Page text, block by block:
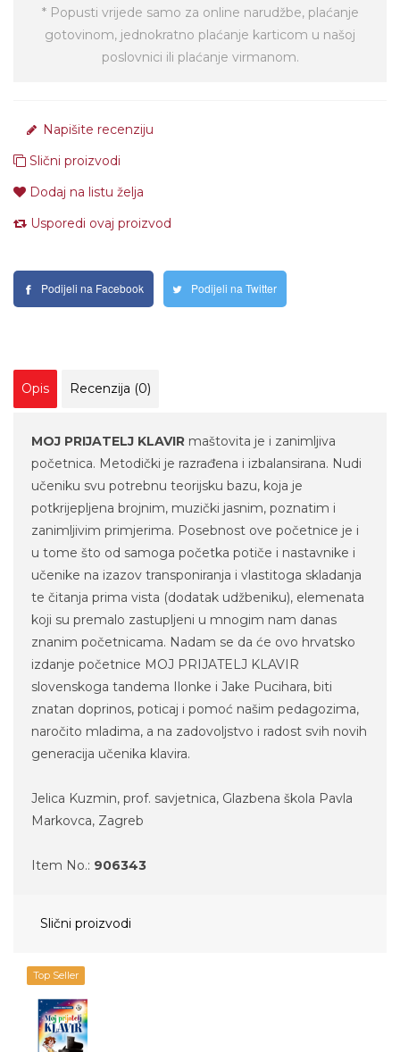
* Popusti vrijede samo za online narudžbe, plaćanje
gotovinom, jednokratno plaćanje karticom u našoj
poslovnici ili plaćanje virmanom.
Napišite recenziju
Slični proizvodi
Dodaj na listu želja
Usporedi ovaj proizvod
Podijeli na Facebook Podijeli na Twitter
Opis Recenzija (0)
MOJ PRIJATELJ KLAVIR maštovita je i zanimljiva
početnica. Metodički je razrađena i izbalansirana. Nudi
učeniku svu potrebnu teorijsku bazu, koja je
potkrijepljena brojnim, muzički jasnim, poznatim i
zanimljivim primjerima. Posebnost ove početnice je i
u tome što od samoga početka potiče i nastavnike i
učenike na izazov transponiranja i vlastitoga skladanja
te čitanja prima vista (dodatak udžbeniku), elemenata
koji su premalo zastupljeni u mnogim nam danas
znanim početnicama. Nadam se da će ovo hrvatsko
izdanje početnice MOJ PRIJATELJ KLAVIR
slovenskoga tandema Ilonke i Jake Pucihara, biti
znatan doprinos, poticaj i pomoć našim pedagozima,
naročito mladima, a na zadovoljstvo i radost svih novih
generacija učenika klavira.
Jelica Kuzmin, prof. savjetnica, Glazbena škola Pavla
Markovca, Zagreb
Item No.: 906343
Slični proizvodi
Top Seller